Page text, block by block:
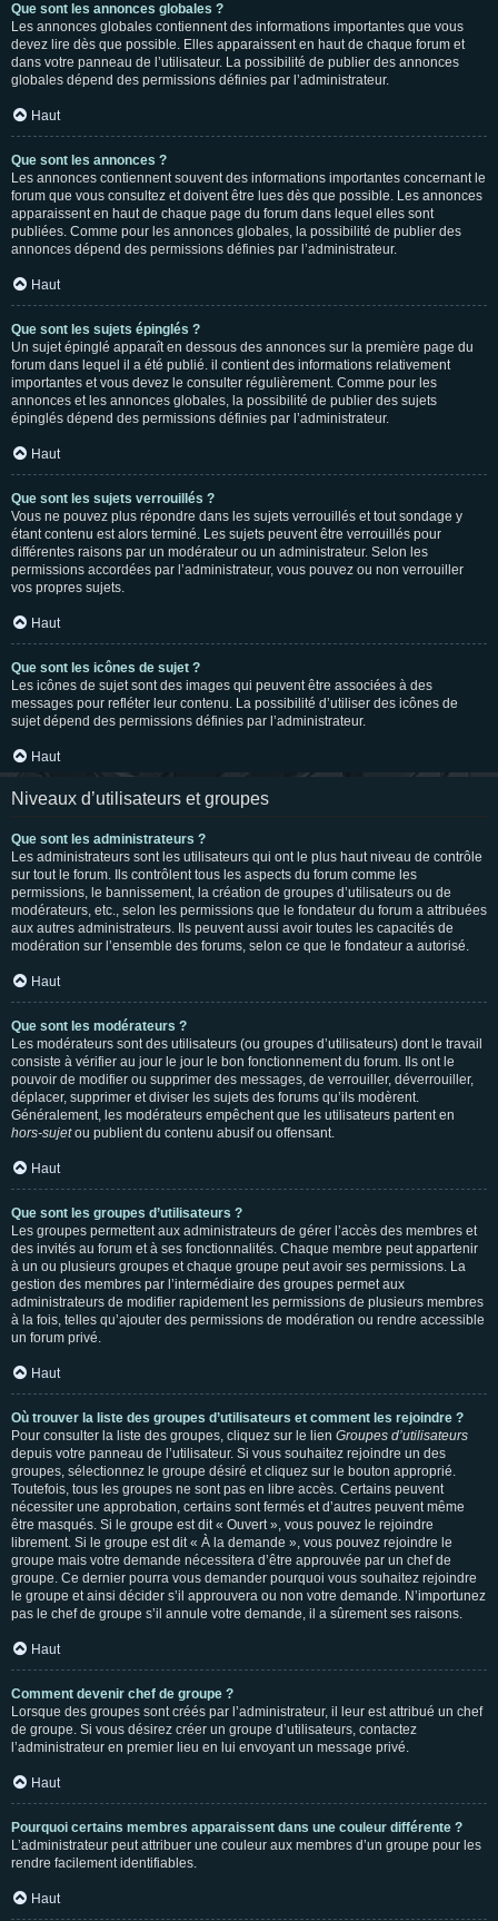
Que sont les annonces globales ?
Les annonces globales contiennent des informations importantes que vous
devez lire dès que possible. Elles apparaissent en haut de chaque forum et
dans votre panneau de l’utilisateur. La possibilité de publier des annonces
globales dépend des permissions définies par l’administrateur.
Haut
Que sont les annonces ?
Les annonces contiennent souvent des informations importantes concernant le
forum que vous consultez et doivent être lues dès que possible. Les annonces
apparaissent en haut de chaque page du forum dans lequel elles sont
publiées. Comme pour les annonces globales, la possibilité de publier des
annonces dépend des permissions définies par l’administrateur.
Haut
Que sont les sujets épinglés ?
Un sujet épinglé apparaît en dessous des annonces sur la première page du
forum dans lequel il a été publié. il contient des informations relativement
importantes et vous devez le consulter régulièrement. Comme pour les
annonces et les annonces globales, la possibilité de publier des sujets
épinglés dépend des permissions définies par l’administrateur.
Haut
Que sont les sujets verrouillés ?
Vous ne pouvez plus répondre dans les sujets verrouillés et tout sondage y
étant contenu est alors terminé. Les sujets peuvent être verrouillés pour
différentes raisons par un modérateur ou un administrateur. Selon les
permissions accordées par l’administrateur, vous pouvez ou non verrouiller
vos propres sujets.
Haut
Que sont les icônes de sujet ?
Les icônes de sujet sont des images qui peuvent être associées à des
messages pour refléter leur contenu. La possibilité d’utiliser des icônes de
sujet dépend des permissions définies par l’administrateur.
Haut
Niveaux d’utilisateurs et groupes
Que sont les administrateurs ?
Les administrateurs sont les utilisateurs qui ont le plus haut niveau de contrôle
sur tout le forum. Ils contrôlent tous les aspects du forum comme les
permissions, le bannissement, la création de groupes d’utilisateurs ou de
modérateurs, etc., selon les permissions que le fondateur du forum a attribuées
aux autres administrateurs. Ils peuvent aussi avoir toutes les capacités de
modération sur l’ensemble des forums, selon ce que le fondateur a autorisé.
Haut
Que sont les modérateurs ?
Les modérateurs sont des utilisateurs (ou groupes d’utilisateurs) dont le travail
consiste à vérifier au jour le jour le bon fonctionnement du forum. Ils ont le
pouvoir de modifier ou supprimer des messages, de verrouiller, déverrouiller,
déplacer, supprimer et diviser les sujets des forums qu’ils modèrent.
Généralement, les modérateurs empêchent que les utilisateurs partent en
hors-sujetou publient du contenu abusif ou offensant.
Haut
Que sont les groupes d’utilisateurs ?
Les groupes permettent aux administrateurs de gérer l’accès des membres et
des invités au forum et à ses fonctionnalités. Chaque membre peut appartenir
à un ou plusieurs groupes et chaque groupe peut avoir ses permissions. La
gestion des membres par l’intermédiaire des groupes permet aux
administrateurs de modifier rapidement les permissions de plusieurs membres
à la fois, telles qu’ajouter des permissions de modération ou rendre accessible
un forum privé.
Haut
Où trouver la liste des groupes d’utilisateurs et comment les rejoindre ?
Pour consulter la liste des groupes, cliquez sur le lien Groupes d’utilisateurs
depuis votre panneau de l’utilisateur. Si vous souhaitez rejoindre un des
groupes, sélectionnez le groupe désiré et cliquez sur le bouton approprié.
Toutefois, tous les groupes ne sont pas en libre accès. Certains peuvent
nécessiter une approbation, certains sont fermés et d’autres peuvent même
être masqués. Si le groupe est dit « Ouvert », vous pouvez le rejoindre
librement. Si le groupe est dit « À la demande », vous pouvez rejoindre le
groupe mais votre demande nécessitera d’être approuvée par un chef de
groupe. Ce dernier pourra vous demander pourquoi vous souhaitez rejoindre
le groupe et ainsi décider s’il approuvera ou non votre demande. N’importunez
pas le chef de groupe s’il annule votre demande, il a sûrement ses raisons.
Haut
Comment devenir chef de groupe ?
Lorsque des groupes sont créés par l’administrateur, il leur est attribué un chef
de groupe. Si vous désirez créer un groupe d’utilisateurs, contactez
l’administrateur en premier lieu en lui envoyant un message privé.
Haut
Pourquoi certains membres apparaissent dans une couleur différente ?
L’administrateur peut attribuer une couleur aux membres d’un groupe pour les
rendre facilement identifiables.
Haut